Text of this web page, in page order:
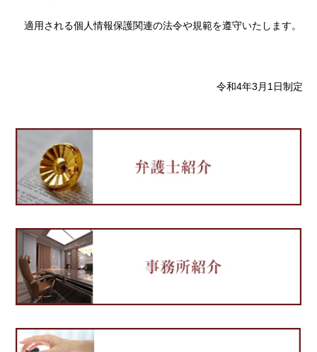
適用される個人情報保護関連の法令や規範を遵守いたします。
令和4年3月1日制定